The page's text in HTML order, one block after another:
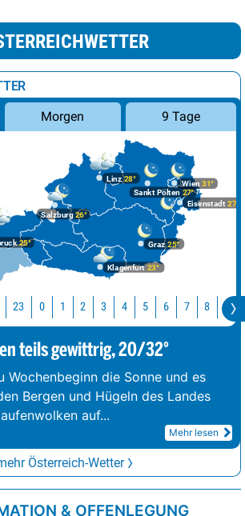
Morgen 9 Tage
Graz25°
25°
Klagenfurt 23°
Linz28°
Salzburg26°
Wien 31°
Eisenstadt 27°
Sankt Pölten 27°
23 0 1 2 3 4 5 6 7 8
teils gewittrig, 20/32°
Wochenbeginn die Sonne und es
Bergen und Hügeln des Landes
auf...
Mehr lesen
Österreich-Wetter
& OFFENLEGUNG